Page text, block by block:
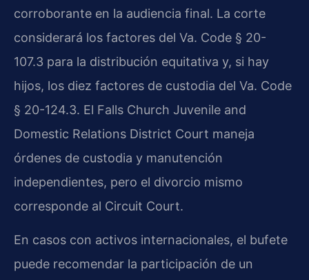
corroborante en la audiencia final. La corte
considerará los factores del Va. Code § 20-
107.3 para la distribución equitativa y, si hay
hijos, los diez factores de custodia del Va. Code
§ 20-124.3. El Falls Church Juvenile and
Domestic Relations District Court maneja
órdenes de custodia y manutención
independientes, pero el divorcio mismo
corresponde al Circuit Court.
En casos con activos internacionales, el bufete
puede recomendar la participación de un